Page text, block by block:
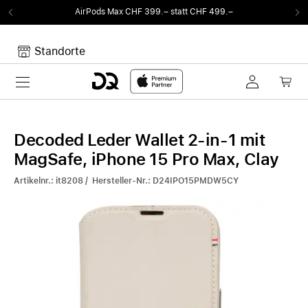
AirPods Max CHF 399.– statt CHF 499.–
Standorte
Toggle navigation
Decoded Leder Wallet 2-in-1 mit
MagSafe, iPhone 15 Pro Max, Clay
Artikelnr.: it8208 / Hersteller-Nr.: D24IPO15PMDW5CY